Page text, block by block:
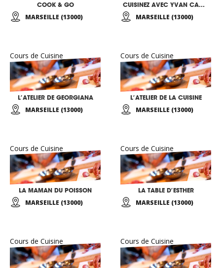
COOK & GO
MARSEILLE (13000)
CUISINEZ AVEC YVAN CADIOU
MARSEILLE (13000)
Cours de Cuisine
L’ATELIER DE GEORGIANA
MARSEILLE (13000)
Cours de Cuisine
L’ATELIER DE LA CUISINE
MARSEILLE (13000)
Cours de Cuisine
LA MAMAN DU POISSON
MARSEILLE (13000)
Cours de Cuisine
LA TABLE D’ESTHER
MARSEILLE (13000)
Cours de Cuisine Cours de Cuisine